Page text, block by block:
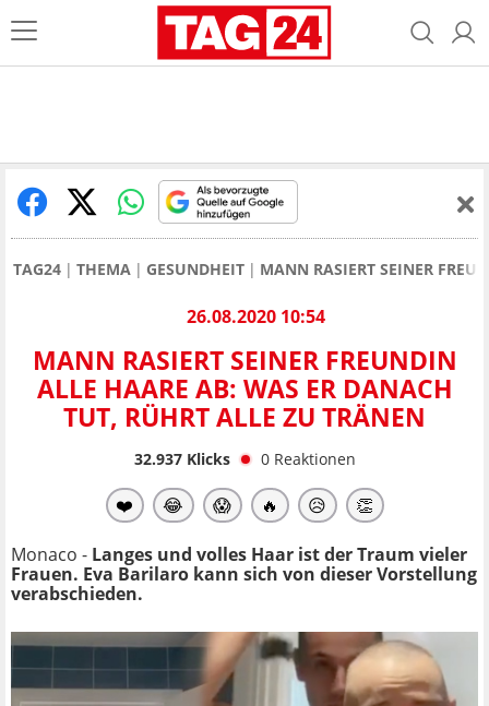
TAG24 THEMA GESUNDHEIT MANN RASIERT SEINER
26.08.2020 10:54
MANN RASIERT SEINER FREUNDIN
ALLE HAARE AB: WAS ER DANACH
TUT, RÜHRT ALLE ZU TRÄNEN
32.937Klicks 0 Reaktionen
❤️ 😂 😱 🔥 😥 👏
Monaco - Langes und volles Haar ist der Traum vieler
Frauen. Eva Barilaro kann sich von dieser Vorstellung
verabschieden.